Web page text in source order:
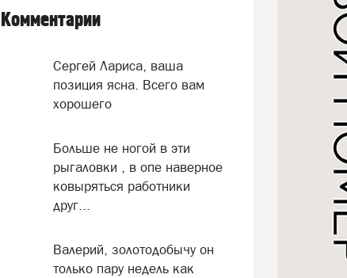
Комментарии
Сергей Лариса, ваша
позиция ясна. Всего вам
хорошего
Больше не ногой в эти
рыгаловки , в опе наверное
ковыряться работники
друг...
Валерий, золотодобычу он
только пару недель как